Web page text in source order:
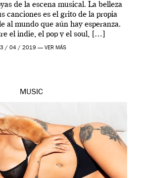
de la escena musical. La belleza
canciones es el grito de la propia
al mundo que aún hay esperanza.
el indie, el pop y el soul, […]
/ 04 / 2019 — VER MÁS
MUSIC